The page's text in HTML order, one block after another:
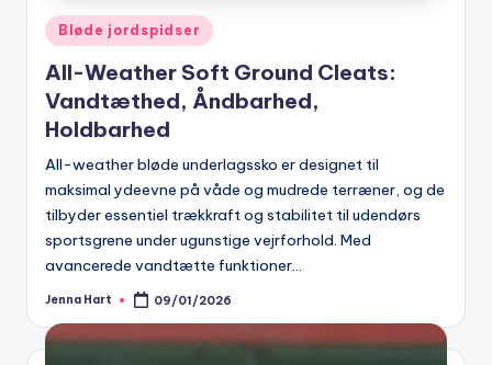
Posted
in
Bløde jordspidser
All-Weather Soft Ground Cleats:
Vandtæthed, Åndbarhed,
Holdbarhed
All-weather bløde underlagssko er designet til
maksimal ydeevne på våde og mudrede terræner, og de
tilbyder essentiel trækkraft og stabilitet til udendørs
sportsgrene under ugunstige vejrforhold. Med
avancerede vandtætte funktioner…
Posted
Jenna Hart 09/01/2026